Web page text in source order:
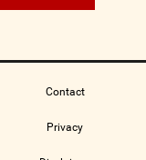
Contact
Privacy